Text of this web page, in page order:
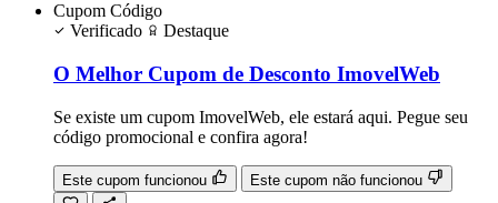
Cupom Código
Verificado
Destaque
O Melhor Cupom de Desconto ImovelWeb
Se existe um cupom ImovelWeb, ele estará aqui. Pegue seu
código promocional e confira agora!
Este cupom funcionou Este cupom não funcionou